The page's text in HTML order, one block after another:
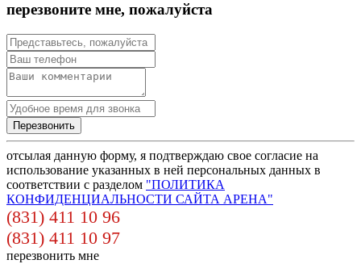
перезвоните мне, пожалуйста
отсылая данную форму, я подтверждаю свое согласие на
использование указанных в ней персональных данных в
соответствии с разделом "ПОЛИТИКА
КОНФИДЕНЦИАЛЬНОСТИ САЙТА АРЕНА"
(831) 411 10 96
(831) 411 10 97
перезвонить мне